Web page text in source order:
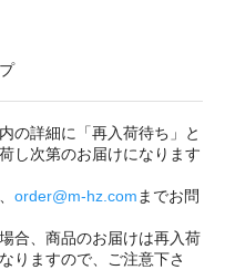
の詳細に「再入荷待ち 」と
し次第のお届けになります
order@m-hz.comまでお問
合、商品のお届けは再入荷
りますので、ご注意下さ